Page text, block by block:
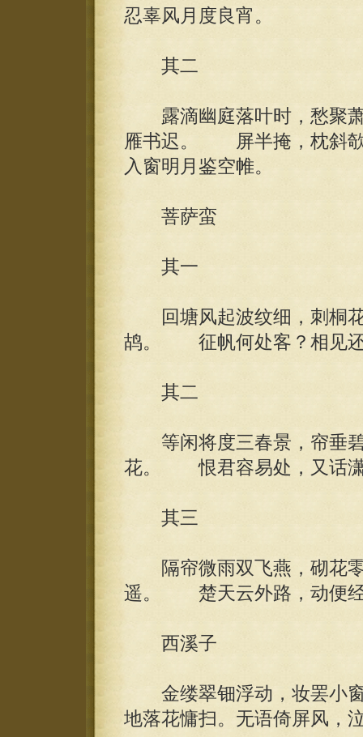
忍辜风月度良宵。
其二
露滴幽庭落叶时，愁聚萧
雁书迟。 屏半掩，枕斜欹
入窗明月鉴空帷。
菩萨蛮
其一
回塘风起波纹细，刺桐花
鸪。 征帆何处客？相见还
其二
等闲将度三春景，帘垂碧
花。 恨君容易处，又话潇
其三
隔帘微雨双飞燕，砌花零
遥。 楚天云外路，动便经
西溪子
金缕翠钿浮动，妆罢小窗
地落花慵扫。无语倚屏风，